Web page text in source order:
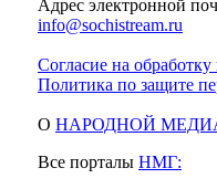
Адрес электронной
info@sochistream.ru
Согласие на
Политика по защите
О НАРОДНОЙ
Все порталы НМГ: